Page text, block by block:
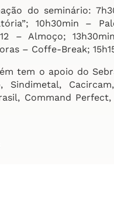
do seminário:
10h30min –
12 – Almoço;
– Coffe-Break;
tem o apoio do
Sindimetal,
Command